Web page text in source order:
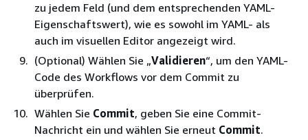
zu jedem Feld (und dem entsprechenden YAML-
Eigenschaftswert), wie es sowohl im YAML- als
auch im visuellen Editor angezeigt wird.
(Optional) Wählen Sie „Validieren“, um den YAML-
Code des Workflows vor dem Commit zu
überprüfen.
Wählen Sie Commit, geben Sie eine Commit-
Nachricht ein und wählen Sie erneut Commit.